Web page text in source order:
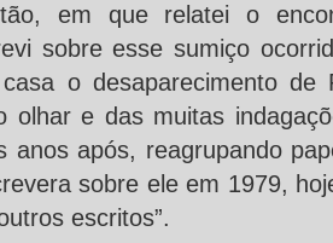
em que relatei o
sobre esse sumiço
casa o desaparecimento
olhar e das muitas
anos após, reagrupando
sobre ele em 1979,
escritos”.